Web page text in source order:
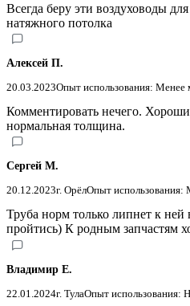
Всегда беру эти воздуховоды
натяжного потолка
Алексей П.
20.03.2023Опыт использования: Менее
Комментировать нечего.
нормальная толщина.
Сергей М.
20.12.2023г. ОрёлОпыт использования:
Труба норм только липнет к
пройтись) К родным запчастям
Владимир Е.
22.01.2024г. ТулаОпыт использования: